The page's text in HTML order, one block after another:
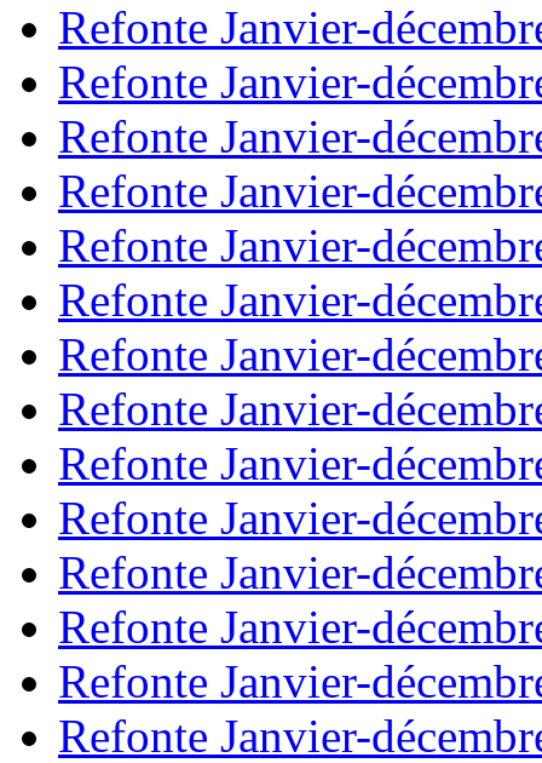
Refonte Janvier-
Refonte Janvier-
Refonte Janvier-
Refonte Janvier-
Refonte Janvier-
Refonte Janvier-
Refonte Janvier-
Refonte Janvier-
Refonte Janvier-
Refonte Janvier-
Refonte Janvier-
Refonte Janvier-
Refonte Janvier-
Refonte Janvier-